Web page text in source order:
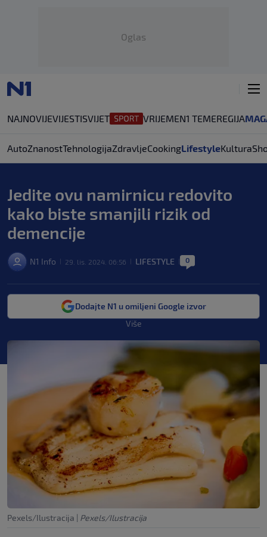
Oglas
NAJNOVIJEVIJESTISVIJET VRIJEMEN1 TEMEREGIJA
AutoZnanostTehnologijaZdravljeCookingLifestyleKultura
Jedite ovu namirnicu redovito
kako biste smanjili rizik od
demencije
N1 Info 29. lis. 2024. 06:56 LIFESTYLE 0
Dodajte N1 u omiljeni Google izvor
Više
Pexels/Ilustracija | Pexels/Ilustracija